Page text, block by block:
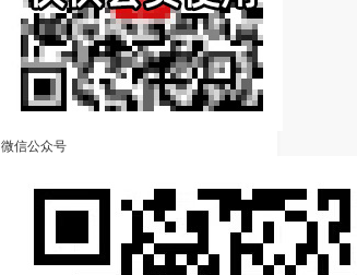
微信公众号